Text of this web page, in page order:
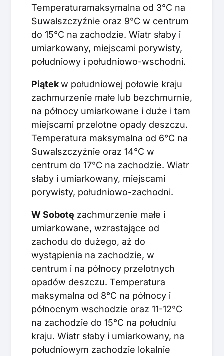
Temperaturamaksymalna od 3°C na
Suwalszczyźnie oraz 9°C w centrum
do 15°C na zachodzie. Wiatr słaby i
umiarkowany, miejscami porywisty,
południowy i południowo-wschodni.
Piątekw południowej połowie kraju
zachmurzenie małe lub bezchmurnie,
na północy umiarkowane i duże i tam
miejscami przelotne opady deszczu.
Temperatura maksymalna od 6°C na
Suwalszczyźnie oraz 14°C w
centrum do 17°C na zachodzie. Wiatr
słaby i umiarkowany, miejscami
porywisty, południowo-zachodni.
W Sobotę zachmurzenie małe i
umiarkowane, wzrastające od
zachodu do dużego, aż do
wystąpienia na zachodzie, w
centrum i na północy przelotnych
opadów deszczu. Temperatura
maksymalna od 8°C na północy i
północnym wschodzie oraz 11-12°C
na zachodzie do 15°C na południu
kraju. Wiatr słaby i umiarkowany, na
południowym zachodzie lokalnie